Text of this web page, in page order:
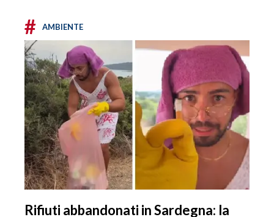
# AMBIENTE
Rifiuti abbandonati in Sardegna: la